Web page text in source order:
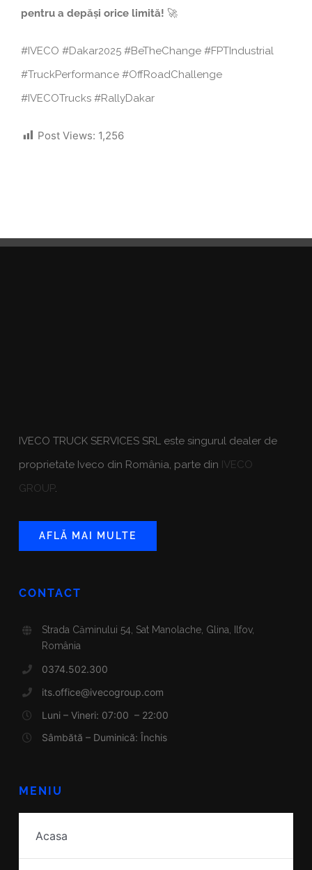
pentru a depăși orice limită! 🚀
#IVECO #Dakar2025 #BeTheChange #FPTIndustrial
#TruckPerformance #OffRoadChallenge
#IVECOTrucks #RallyDakar
Post Views: 1,256
IVECO TRUCK SERVICES SRL este singurul dealer de
proprietate Iveco din România, parte din IVECO
GROUP.
AFLĂ MAI MULTE
MENIU
Acasa
CONTACT
Strada Căminului 54, Sat Manolache, Glina, Ilfov,
România
0374.502.300
its.office@ivecogroup.com
Luni – Vineri: 07:00 – 22:00
Sâmbătă – Duminică: Închis